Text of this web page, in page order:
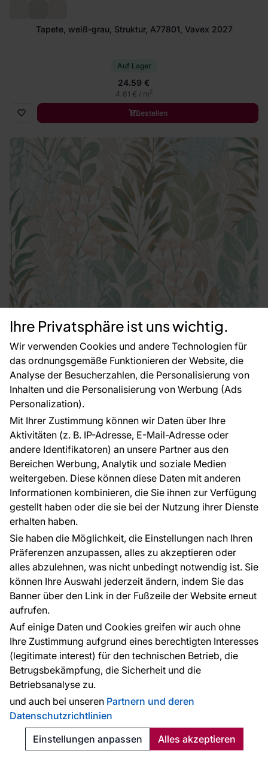
Ihre Privatsphäre ist uns wichtig.
Wir verwenden Cookies und andere Technologien für
das ordnungsgemäße Funktionieren der Website, die
Analyse der Besucherzahlen, die Personalisierung von
Inhalten und die Personalisierung von Werbung (Ads
Personalization).
Mit Ihrer Zustimmung können wir Daten über Ihre
Aktivitäten (z. B. IP-Adresse, E-Mail-Adresse oder
andere Identifikatoren) an unsere Partner aus den
Bereichen Werbung, Analytik und soziale Medien
weitergeben. Diese können diese Daten mit anderen
Informationen kombinieren, die Sie ihnen zur Verfügung
gestellt haben oder die sie bei der Nutzung ihrer Dienste
erhalten haben.
Sie haben die Möglichkeit, die Einstellungen nach Ihren
Präferenzen anzupassen, alles zu akzeptieren oder
alles abzulehnen, was nicht unbedingt notwendig ist. Sie
können Ihre Auswahl jederzeit ändern, indem Sie das
Banner über den Link in der Fußzeile der Website erneut
aufrufen.
Auf einige Daten und Cookies greifen wir auch ohne
Ihre Zustimmung aufgrund eines berechtigten Interesses
(legitimate interest) für den technischen Betrieb, die
Betrugsbekämpfung, die Sicherheit und die
Betriebsanalyse zu.
und auch bei unseren Partnern und deren
Datenschutzrichtlinien
Einstellungen anpassen
Alles akzeptieren
Tapete, weiß-grau, Struktur, A77801, Vavex 2027
Auf Lager
24.59 €
4.61 € / m2
Bestellen
Tapete, weiß, Blumen und Blätter, M86901, Vavex 2027
24.59 €
4.61 € / m2
Bestellen
TIPP